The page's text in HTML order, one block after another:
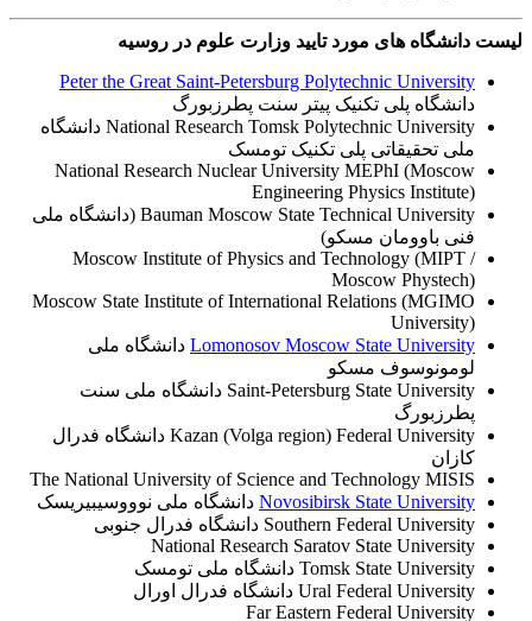
لیست دانشگاه های مورد تایید وزارت علوم در روسیه
Peter the Great Saint-Petersburg Polytechnic University
دانشگاه پلی تکنیک پیتر سنت پطرزبورگ
National Research Tomsk Polytechnic University دانشگاه
ملی تحقیقاتی پلی تکنیک تومسک
National Research Nuclear University MEPhI (Moscow
Engineering Physics Institute)
Bauman Moscow State Technical University (دانشگاه ملی
فنی باوومان مسکو)
Moscow Institute of Physics and Technology (MIPT /
Moscow Phystech)
Moscow State Institute of International Relations (MGIMO
University)
Lomonosov Moscow State University دانشگاه ملی
لومونوسوف مسکو
Saint-Petersburg State University دانشگاه ملی سنت
پطرزبورگ
Kazan (Volga region) Federal University دانشگاه فدرال
کازان
The National University of Science and Technology MISIS
Novosibirsk State University دانشگاه ملی نوووسیبیریسک
Southern Federal University دانشگاه فدرال جنوبی
National Research Saratov State University
Tomsk State University دانشگاه ملی تومسک
Ural Federal University دانشگاه فدرال اورال
Far Eastern Federal University